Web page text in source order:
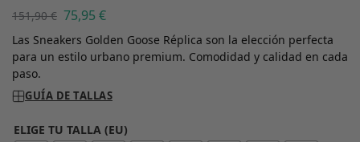
151,90€ 75,95 €
Las Sneakers Golden Goose Réplica son la elección perfecta
para un estilo urbano premium. Comodidad y calidad en cada
paso.
GUÍA DE TALLAS
ELIGE TU TALLA (EU)